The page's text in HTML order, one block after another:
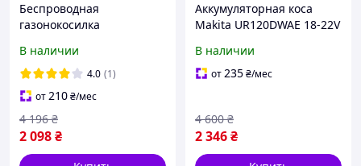
Беспроводная
газонокосилка
аккумуляторный триммер
для работ в саду
Электрокоса с акб
В наличии
4.0 (1)
от210₴/мес
2 098₴
4 196 ₴
Аккумуляторная коса
Makita UR120DWAE 18-22V
для сада,садовый
триммер электрический
В наличии
от235₴/мес
2 346₴
4 600 ₴